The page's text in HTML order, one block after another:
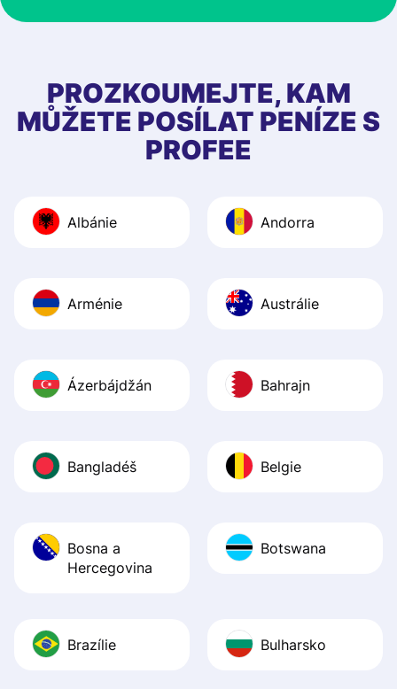
at Profee is very
first started
app, and they
quick to provide
Recommend it!
PROZKOUMEJTE, KAM
MŮŽETE POSÍLAT PENÍZE S
PROFEE
Albánie Andorra
Arménie Austrálie
Ázerbájdžán Bahrajn
Bangladéš Belgie
Bosna a
Hercegovina
Botswana
Brazílie Bulharsko